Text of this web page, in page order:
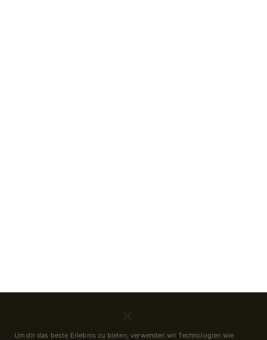
Um dir das beste Erlebnis zu bieten, verwenden wir Technologien wie